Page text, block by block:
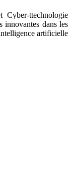
ttechnologie
innovantes dans les
artificielle